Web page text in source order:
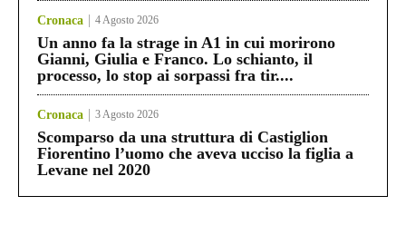
Cronaca 4 Agosto 2026
Un anno fa la strage in A1 in cui morirono
Gianni, Giulia e Franco. Lo schianto, il
processo, lo stop ai sorpassi fra tir....
Cronaca 3 Agosto 2026
Scomparso da una struttura di Castiglion
Fiorentino l’uomo che aveva ucciso la figlia a
Levane nel 2020